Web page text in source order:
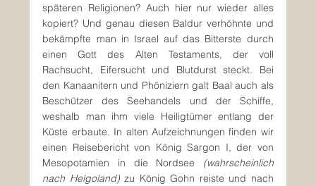
späteren Religionen? Auch hier nur wieder alles
kopiert? Und genau diesen Baldur verhöhnte und
bekämpfte man in Israel auf das Bitterste durch
einen Gott des Alten Testaments, der voll
Rachsucht, Eifersucht und Blutdurst steckt. Bei
den Kanaanitern und Phöniziern galt Baal auch als
Beschützer des Seehandels und der Schiffe,
weshalb man ihm viele Heiligtümer entlang der
Küste erbaute. In alten Aufzeichnungen finden wir
einen Reisebericht von König Sargon I, der von
Mesopotamien in die Nordsee (wahrscheinlich
nach Helgoland) zu König Gohn reiste und nach